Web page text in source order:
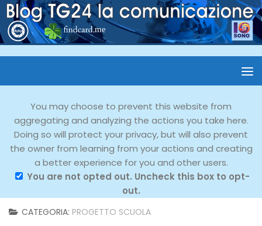
You may choose to prevent this website from
aggregating and analyzing the actions you take here.
Doing so will protect your privacy, but will also prevent
the owner from learning from your actions and creating
a better experience for you and other users.
You are not opted out. Uncheck this box to opt-
out.
CATEGORIA: PROGETTO SCUOLA